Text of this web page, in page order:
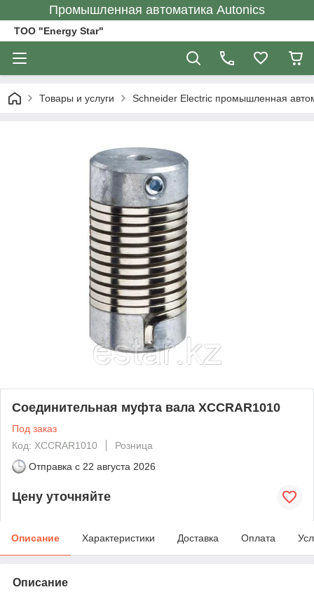
Промышленная автоматика Autonics
ТОО "Energy Star"
Товары и услуги Schneider Electric промышленная
Соединительная муфта вала XCCRAR1010
Под заказ
Код: XCCRAR1010
Розница
Отправка с 22 августа 2026
Цену уточняйте
Описание Характеристики Доставка Оплата
Описание